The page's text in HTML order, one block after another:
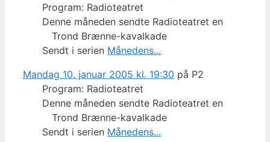
Program: Radioteatret
Denne måneden sendte Radioteatret en
Trond Brænne-kavalkade
Sendt i serien Månedens...
Mandag 10. januar 2005 kl. 19:30 på P2
Program: Radioteatret
Denne måneden sendte Radioteatret en
Trond Brænne-kavalkade
Sendt i serien Månedens...